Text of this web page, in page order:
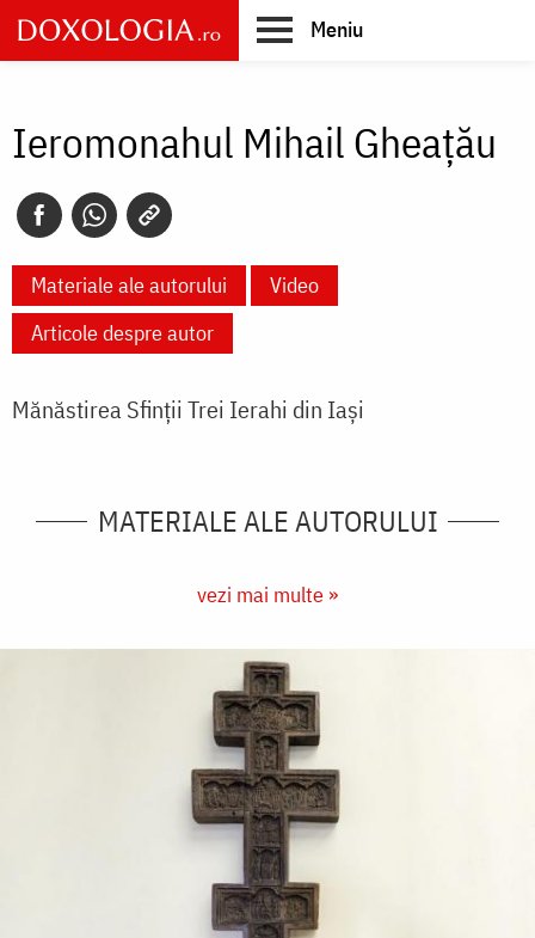
Skip
to
main
Meniu
Ieromonahul Mihail Gheaţău
Materiale ale autorului
Video
Articole despre autor
Mănăstirea Sfinţii Trei Ierahi din Iaşi
MATERIALE ALE AUTORULUI
vezi mai multe »